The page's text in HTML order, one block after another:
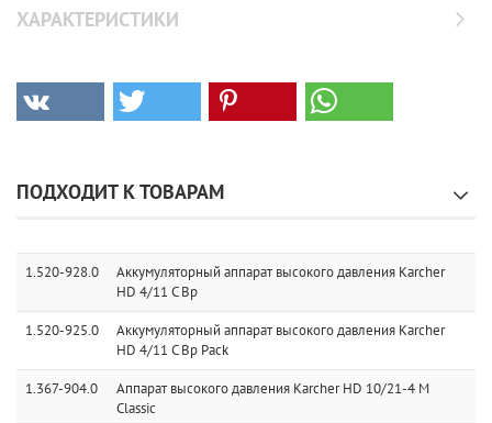
ХАРАКТЕРИСТИКИ
ПОДХОДИТ К ТОВАРАМ
1.520-928.0
Аккумуляторный аппарат высокого давления Karcher
HD 4/11 C Bp
1.520-925.0
Аккумуляторный аппарат высокого давления Karcher
HD 4/11 C Bp Pack
1.367-904.0
Аппарат высокого давления Karcher HD 10/21-4 M
Classic